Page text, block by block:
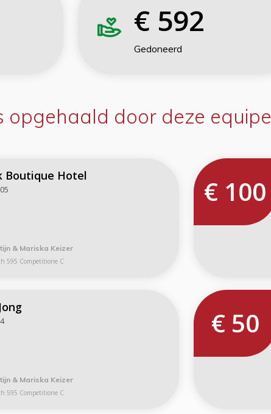
€ 592
Gedoneerd
opgehaald door deze equipe
Boutique Hotel
& Mariska Keizer
595 Competitione C
€ 100
& Mariska Keizer
595 Competitione C
€ 50